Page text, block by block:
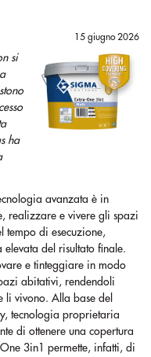
si
ha
15 giugno 2026
avanzata è in
realizzare e vivere gli spazi
tempo di esecuzione,
del risultato finale.
e tinteggiare in modo
abitativi, rendendoli
li vivono. Alla base del
tecnologia proprietaria
di ottenere una copertura
3in1 permette, infatti, di